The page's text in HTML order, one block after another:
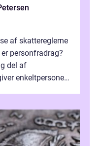
af skattereglerne
personfradrag?
del af
enkeltpersoner